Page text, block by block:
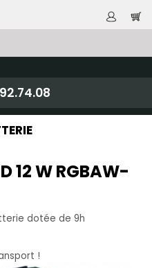
12 W RGBAW-
dotée de 9h
!